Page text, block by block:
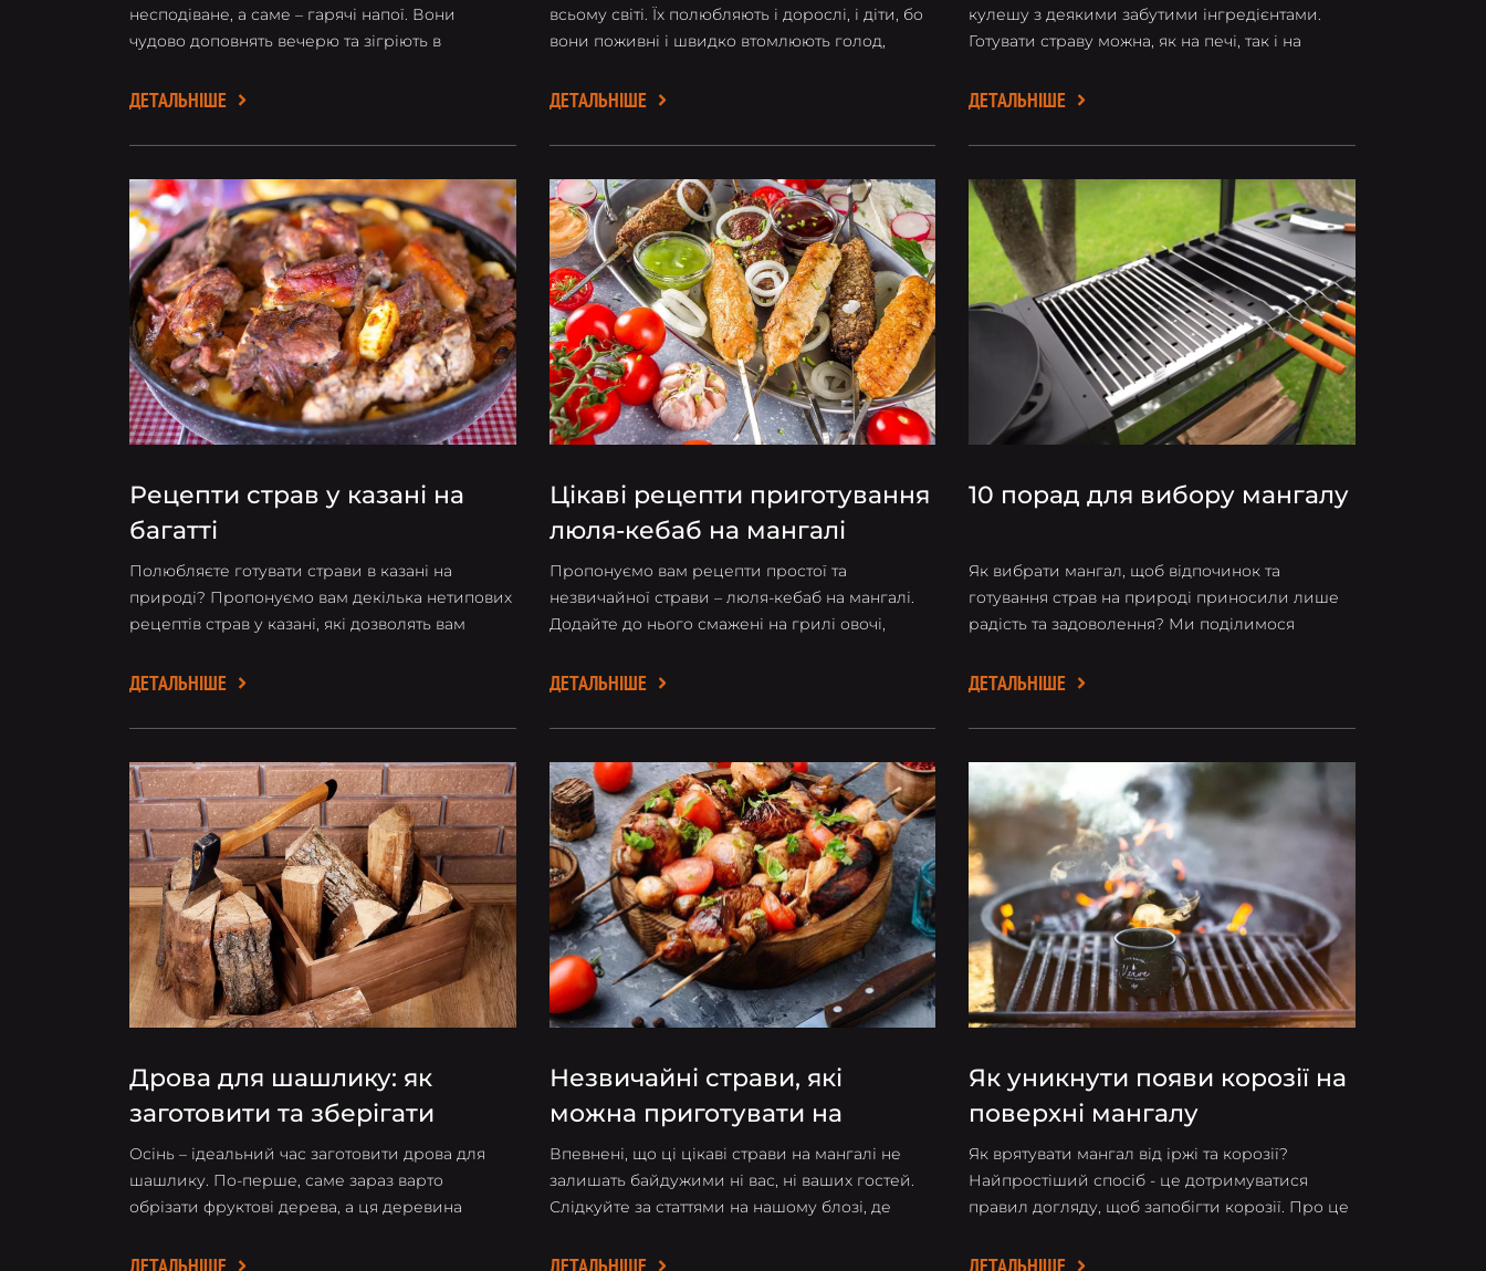
несподіване, а саме – гарячі напої. Вони
чудово доповнять вечерю та зігріють в
ДЕТАЛЬНІШЕ
всьому світі. Їх полюбляють і дорослі, і діти, бо
вони поживні і швидко втомлюють голод,
бургери на мангалі. І дарма!
ДЕТАЛЬНІШЕ
кулешу з деякими забутими інгредієнтами.
Готувати страву можна, як на печі, так і на
ДЕТАЛЬНІШЕ
Рецепти страв у казані на
багатті
Полюбляєте готувати страви в казані на
природі? Пропонуємо вам декілька нетипових
рецептів страв у казані, які дозволять вам
грузинською та угорською кухнею.
ДЕТАЛЬНІШЕ
Цікаві рецепти приготування
люля-кебаб на мангалі
Пропонуємо вам рецепти простої та
незвичайної страви – люля-кебаб на мангалі.
Додайте до нього смажені на грилі овочі,
теплий тематичний вечір вам гарантовано.
ДЕТАЛЬНІШЕ
10 порад для вибору мангалу
Як вибрати мангал, щоб відпочинок та
готування страв на природі приносили лише
радість та задоволення? Ми поділимося
підібрати оптимальне для вас рішення.
ДЕТАЛЬНІШЕ
Дрова для шашлику: як
заготовити та зберігати
вдома
Осінь – ідеальний час заготовити дрова для
шашлику. По-перше, саме зараз варто
обрізати фруктові дерева, а ця деревина
друге, восени рух соку зупиняється, тому
Незвичайні страви, які
можна приготувати на
мангалі
Впевнені, що ці цікаві страви на мангалі не
залишать байдужими ні вас, ні ваших гостей.
Слідкуйте за статтями на нашому блозі, де
на мангалі.
Як уникнути появи корозії на
поверхні мангалу
Як врятувати мангал від іржі та корозії?
Найпростіший спосіб - це дотримуватися
правил догляду, щоб запобігти корозії. Про це